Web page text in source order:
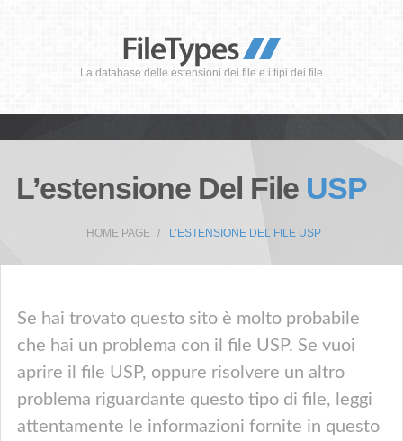
La database delle estensioni dei file e i tipi dei file
L’estensione Del File USP
HOME PAGE L’ESTENSIONE DEL FILE USP
Se hai trovato questo sito è molto probabile
che hai un problema con il file USP. Se vuoi
aprire il file USP, oppure risolvere un altro
problema riguardante questo tipo di file, leggi
attentamente le informazioni fornite in questo